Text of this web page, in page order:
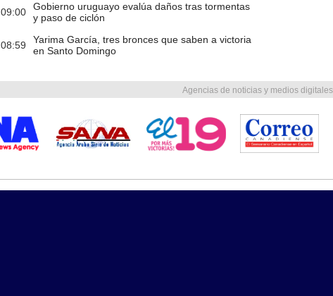
09:00
Gobierno uruguayo evalúa daños tras tormentas
y paso de ciclón
08:59
Yarima García, tres bronces que saben a victoria
en Santo Domingo
Agencias de noticias y medios digitales